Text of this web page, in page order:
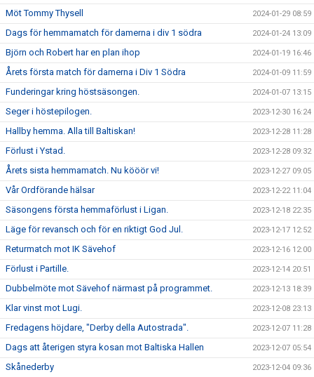
Möt Tommy Thysell 2024-01-29 08:59
Dags för hemmamatch för damerna i div 1 södra 2024-01-24 13:09
Björn och Robert har en plan ihop 2024-01-19 16:46
Årets första match för damerna i Div 1 Södra 2024-01-09 11:59
Funderingar kring höstsäsongen. 2024-01-07 13:15
Seger i höstepilogen. 2023-12-30 16:24
Hallby hemma. Alla till Baltiskan! 2023-12-28 11:28
Förlust i Ystad. 2023-12-28 09:32
Årets sista hemmamatch. Nu kööör vi! 2023-12-27 09:05
Vår Ordförande hälsar 2023-12-22 11:04
Säsongens första hemmaförlust i Ligan. 2023-12-18 22:35
Läge för revansch och för en riktigt God Jul. 2023-12-17 12:52
Returmatch mot IK Sävehof 2023-12-16 12:00
Förlust i Partille. 2023-12-14 20:51
Dubbelmöte mot Sävehof närmast på programmet. 2023-12-13 18:39
Klar vinst mot Lugi. 2023-12-08 23:13
Fredagens höjdare, "Derby della Autostrada". 2023-12-07 11:28
Dags att återigen styra kosan mot Baltiska Hallen 2023-12-07 05:54
Skånederby 2023-12-04 09:36